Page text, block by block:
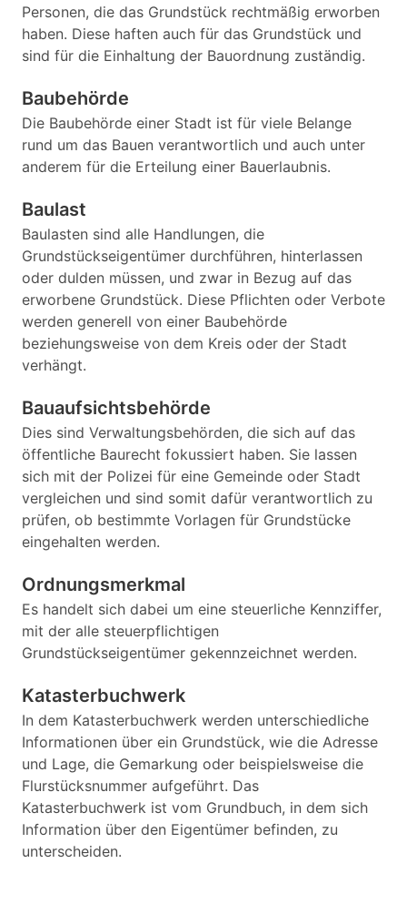
Personen, die das Grundstück rechtmäßig erworben
haben. Diese haften auch für das Grundstück und
sind für die Einhaltung der Bauordnung zuständig.
Baubehörde
Die Baubehörde einer Stadt ist für viele Belange
rund um das Bauen verantwortlich und auch unter
anderem für die Erteilung einer Bauerlaubnis.
Baulast
Baulasten sind alle Handlungen, die
Grundstückseigentümer durchführen, hinterlassen
oder dulden müssen, und zwar in Bezug auf das
erworbene Grundstück. Diese Pflichten oder Verbote
werden generell von einer Baubehörde
beziehungsweise von dem Kreis oder der Stadt
verhängt.
Bauaufsichtsbehörde
Dies sind Verwaltungsbehörden, die sich auf das
öffentliche Baurecht fokussiert haben. Sie lassen
sich mit der Polizei für eine Gemeinde oder Stadt
vergleichen und sind somit dafür verantwortlich zu
prüfen, ob bestimmte Vorlagen für Grundstücke
eingehalten werden.
Ordnungsmerkmal
Es handelt sich dabei um eine steuerliche Kennziffer,
mit der alle steuerpflichtigen
Grundstückseigentümer gekennzeichnet werden.
Katasterbuchwerk
In dem Katasterbuchwerk werden unterschiedliche
Informationen über ein Grundstück, wie die Adresse
und Lage, die Gemarkung oder beispielsweise die
Flurstücksnummer aufgeführt. Das
Katasterbuchwerk ist vom Grundbuch, in dem sich
Information über den Eigentümer befinden, zu
unterscheiden.